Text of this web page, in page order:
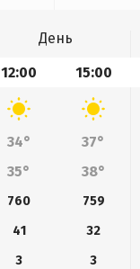
День
12:00 15:00
34° 37°
35° 38°
760 759
41 32
3 3